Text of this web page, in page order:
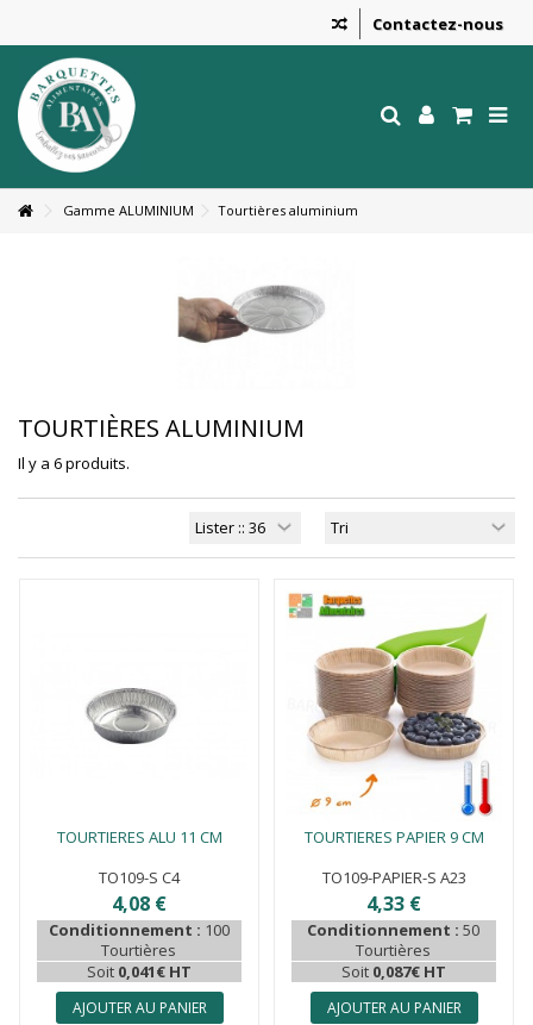
Contactez-nous
Gamme ALUMINIUM Tourtières aluminium
TOURTIÈRES ALUMINIUM
Il y a 6 produits.
TOURTIERES ALU 11 CM
TO109-S C4
4,08 €
Conditionnement : 100
Tourtières
Soit 0,041€ HT
AJOUTER AU PANIER
TOURTIERES PAPIER 9 CM
TO109-PAPIER-S A23
4,33 €
Conditionnement :50
Tourtières
Soit 0,087€ HT
AJOUTER AU PANIER